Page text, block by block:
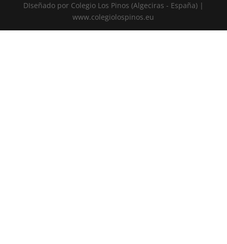
DIseñado por Colegio Los Pinos (Algeciras - España) |
www.colegiolospinos.eu